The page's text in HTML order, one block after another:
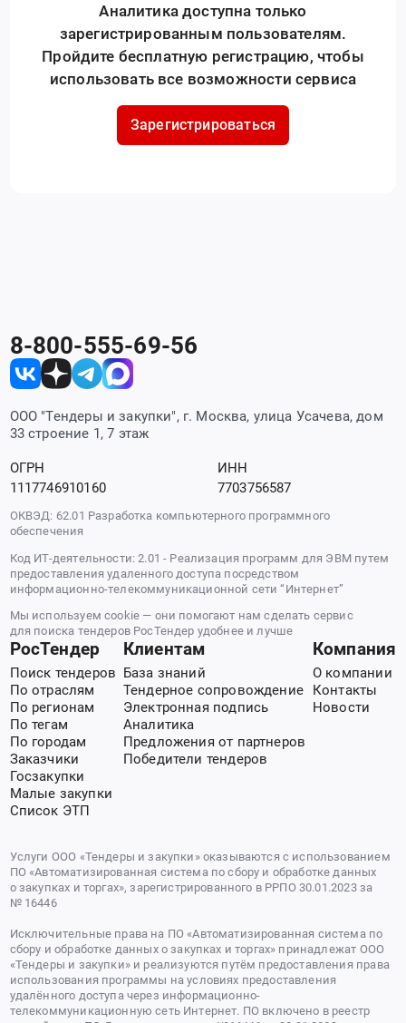
Аналитика доступна только
зарегистрированным пользователям.
Пройдите бесплатную регистрацию, чтобы
использовать все возможности сервиса
Зарегистрироваться
8-800-555-69-56
ООО "Тендеры и закупки", г. Москва, улица Усачева, дом
33 строение 1, 7 этаж
ОГРН
1117746910160
ИНН
7703756587
ОКВЭД: 62.01 Разработка компьютерного программного
обеспечения
Код ИТ-деятельности: 2.01 - Реализация программ для ЭВМ путем
предоставления удаленного доступа посредством
информационно-телекоммуникационной сети “Интернет”
Мы используем cookie — они помогают нам сделать сервис
для поиска тендеров РосТендер удобнее и лучше
РосТендер
Поиск тендеров
По отраслям
По регионам
По тегам
По городам
Заказчики
Госзакупки
Малые закупки
Список ЭТП
Клиентам
База знаний
Тендерное сопровождение
Электронная подпись
Аналитика
Предложения от партнеров
Победители тендеров
Компания
О компании
Контакты
Новости
Услуги ООО «Тендеры и закупки» оказываются с использованием
ПО «Автоматизированная система по сбору и обработке данных
о закупках и торгах», зарегистрированного в РРПО 30.01.2023 за
№ 16446
Исключительные права на ПО «Автоматизированная система по
сбору и обработке данных о закупках и торгах» принадлежат ООО
«Тендеры и закупки» и реализуются путём предоставления права
использования программы на условиях предоставления
удалённого доступа через информационно-
телекоммуникационную сеть Интернет. ПО включено в реестр